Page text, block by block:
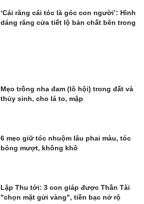
‘Cái răng cái tóc là góc con người’: Hình
dáng răng cửa tiết lộ bản chất bên trong
Mẹo trồng nha đam (lô hội) trong đất và
thủy sinh, cho lá to, mập
6 mẹo giữ tóc nhuộm lâu phai màu, tóc
bóng mượt, không khô
Lập Thu tới: 3 con giáp được Thần Tài
"chọn mặt gửi vàng", tiền bạc nở rộ